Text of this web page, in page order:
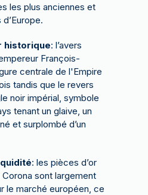
les plus anciennes et
historique: l’avers
François-
centrale de l'Empire
tandis que le revers
noir impérial, symbole
tenant un glaive, un
et surplombé d’un
: les pièces d’or
sont largement
le marché européen, ce